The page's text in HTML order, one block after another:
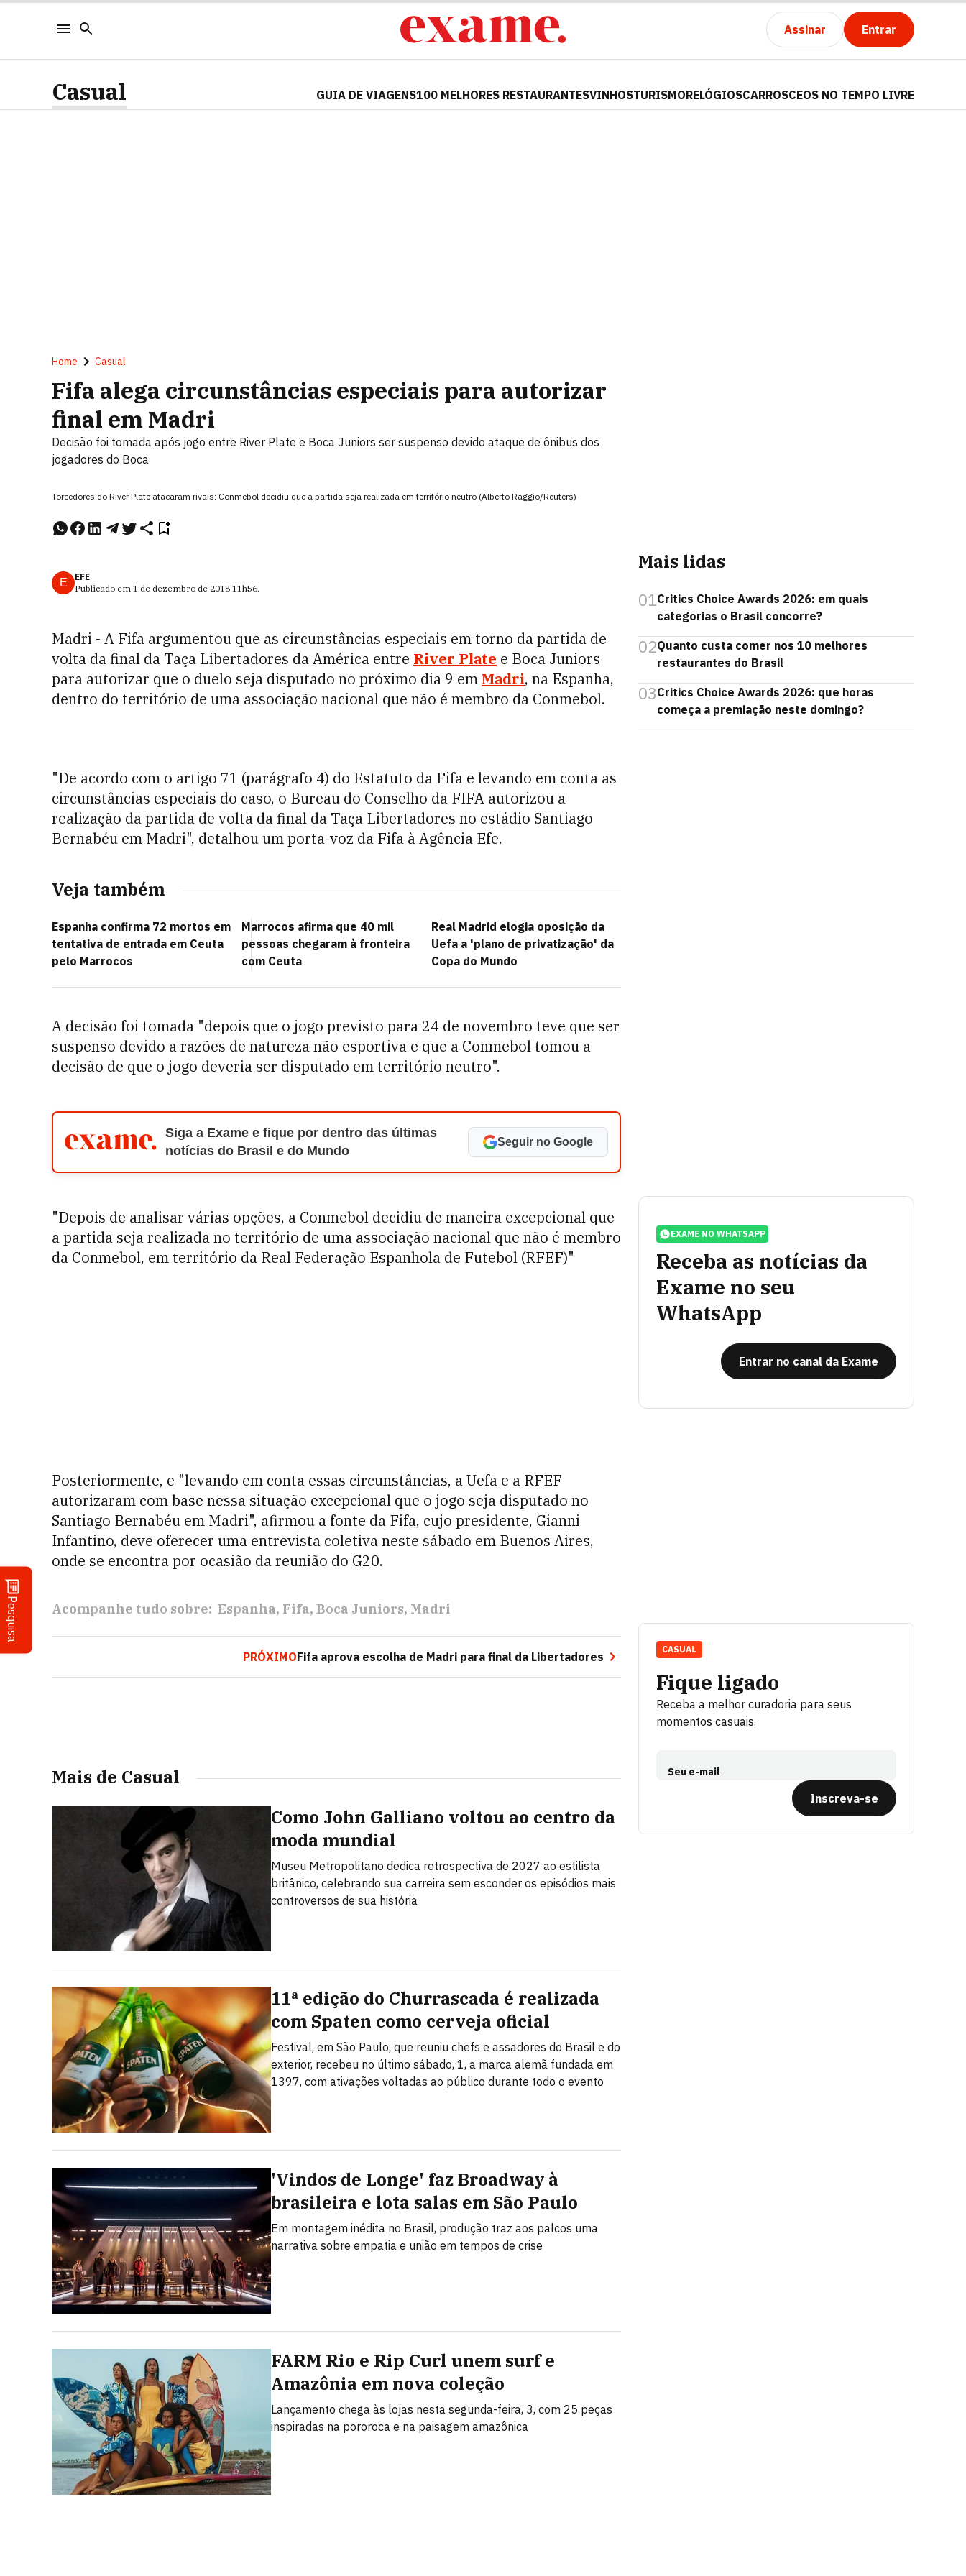
Assinar Entrar
Pesquisa
Casual GUIA DE VIAGENS100 MELHORES RESTAURANTESVINHOSTURISMORELÓGIOSCARROSCEOS NO TEMPO LIVRE
Home Casual
Fifa alega circunstâncias especiais para autorizar
final em Madri
Decisão foi tomada após jogo entre River Plate e Boca Juniors ser suspenso devido ataque de ônibus dos
jogadores do Boca
Torcedores do River Plate atacaram rivais: Conmebol decidiu que a partida seja realizada em território neutro (Alberto Raggio/Reuters)
E
EFE
Publicado em 1 de dezembro de 2018 11h56.
Madri - A Fifa argumentou que as circunstâncias especiais em torno da partida de
volta da final da Taça Libertadores da América entre River Plate e Boca Juniors
para autorizar que o duelo seja disputado no próximo dia 9 em Madri, na Espanha,
dentro do território de uma associação nacional que não é membro da Conmebol.
"De acordo com o artigo 71 (parágrafo 4) do Estatuto da Fifa e levando em conta as
circunstâncias especiais do caso, o Bureau do Conselho da FIFA autorizou a
realização da partida de volta da final da Taça Libertadores no estádio Santiago
Bernabéu em Madri", detalhou um porta-voz da Fifa à Agência Efe.
Veja também
Espanha confirma 72 mortos em
tentativa de entrada em Ceuta
pelo Marrocos
Marrocos afirma que 40 mil
pessoas chegaram à fronteira
com Ceuta
Real Madrid elogia oposição da
Uefa a 'plano de privatização' da
Copa do Mundo
A decisão foi tomada "depois que o jogo previsto para 24 de novembro teve que ser
suspenso devido a razões de natureza não esportiva e que a Conmebol tomou a
decisão de que o jogo deveria ser disputado em território neutro".
Siga a Exame e fique por dentro das últimas
notícias do Brasil e do Mundo
Seguir no Google
"Depois de analisar várias opções, a Conmebol decidiu de maneira excepcional que
a partida seja realizada no território de uma associação nacional que não é membro
da Conmebol, em território da Real Federação Espanhola de Futebol (RFEF)"
Posteriormente, e "levando em conta essas circunstâncias, a Uefa e a RFEF
autorizaram com base nessa situação excepcional que o jogo seja disputado no
Santiago Bernabéu em Madri", afirmou a fonte da Fifa, cujo presidente, Gianni
Infantino, deve oferecer uma entrevista coletiva neste sábado em Buenos Aires,
onde se encontra por ocasião da reunião do G20.
Acompanhe tudo sobre: Espanha Fifa Boca Juniors Madri
PRÓXIMOFifa aprova escolha de Madri para final da Libertadores
Mais de Casual
Como John Galliano voltou ao centro da
moda mundial
Museu Metropolitano dedica retrospectiva de 2027 ao estilista
britânico, celebrando sua carreira sem esconder os episódios mais
controversos de sua história
11ª edição do Churrascada é realizada
com Spaten como cerveja oficial
Festival, em São Paulo, que reuniu chefs e assadores do Brasil e do
exterior, recebeu no último sábado, 1, a marca alemã fundada em
1397, com ativações voltadas ao público durante todo o evento
'Vindos de Longe' faz Broadway à
brasileira e lota salas em São Paulo
Em montagem inédita no Brasil, produção traz aos palcos uma
narrativa sobre empatia e união em tempos de crise
FARM Rio e Rip Curl unem surf e
Amazônia em nova coleção
Lançamento chega às lojas nesta segunda-feira, 3, com 25 peças
inspiradas na pororoca e na paisagem amazônica
Mais lidas
01Critics Choice Awards 2026: em quais
categorias o Brasil concorre?
02Quanto custa comer nos 10 melhores
restaurantes do Brasil
03Critics Choice Awards 2026: que horas
começa a premiação neste domingo?
EXAME NO WHATSAPP
Receba as notícias da
Exame no seu
WhatsApp
Entrar no canal da Exame
Fique ligado
Receba a melhor curadoria para seus
momentos casuais.
Seu e-mail
Inscreva-se
CASUAL